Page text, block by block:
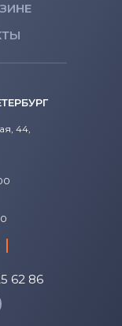
Acer
44,
62 86